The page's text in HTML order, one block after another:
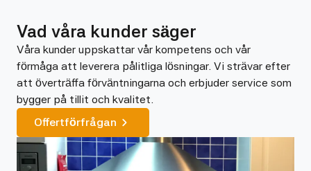
Vad våra kunder säger
Våra kunder uppskattar vår kompetens och vår
förmåga att leverera pålitliga lösningar. Vi strävar efter
att överträffa förväntningarna och erbjuder service som
bygger på tillit och kvalitet.
Offertförfrågan